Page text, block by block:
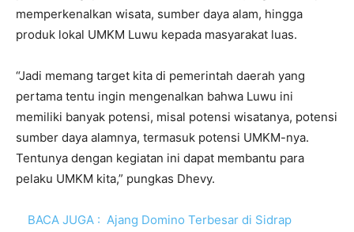
memperkenalkan wisata, sumber daya alam, hingga
produk lokal UMKM Luwu kepada masyarakat luas.
“Jadi memang target kita di pemerintah daerah yang
pertama tentu ingin mengenalkan bahwa Luwu ini
memiliki banyak potensi, misal potensi wisatanya, potensi
sumber daya alamnya, termasuk potensi UMKM-nya.
Tentunya dengan kegiatan ini dapat membantu para
pelaku UMKM kita,” pungkas Dhevy.
BACA JUGA : Ajang Domino Terbesar di Sidrap